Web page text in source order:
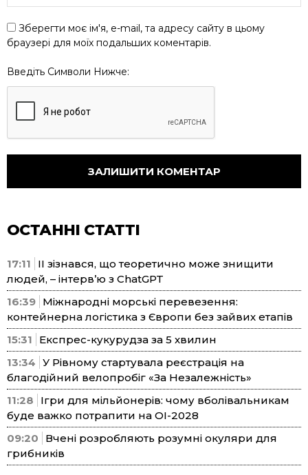
Зберегти моє ім'я, e-mail, та адресу сайту в цьому
браузері для моїх подальших коментарів.
Введіть Символи Нижче:
ОСТАННІ СТАТТІ
17:11
ІІ зізнався, що теоретично може знищити
людей, – інтерв’ю з ChatGPT
16:39 Міжнародні морські перевезення:
контейнерна логістика з Європи без зайвих етапів
15:31
Експрес-кукурудза за 5 хвилин
13:34 У Рівному стартувала реєстрація на
благодійний велопробіг «За Незалежність»
11:28
Ігри для мільйонерів: чому вболівальникам
буде важко потрапити на ОІ-2028
09:20
Вчені розробляють розумні окуляри для
грибників